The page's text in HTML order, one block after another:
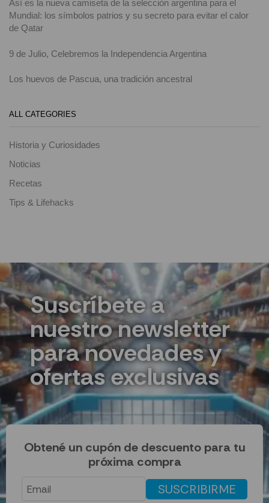
Así es la nueva camiseta de la selección argentina para el
Mundial: los símbolos patrios y su secreto para evitar el calor
de Qatar
9 de Julio, Celebremos la Independencia Argentina
Los huevos de Pascua, una tradición ancestral
ALL CATEGORIES
Historia y Curiosidades
Noticias
Recetas
Tips & Lifehacks
Suscríbete a
nuestro newsletter
para novedades y
ofertas exclusivas
Obtené un cupón de descuento para tu
próxima compra
SUSCRIBIRME